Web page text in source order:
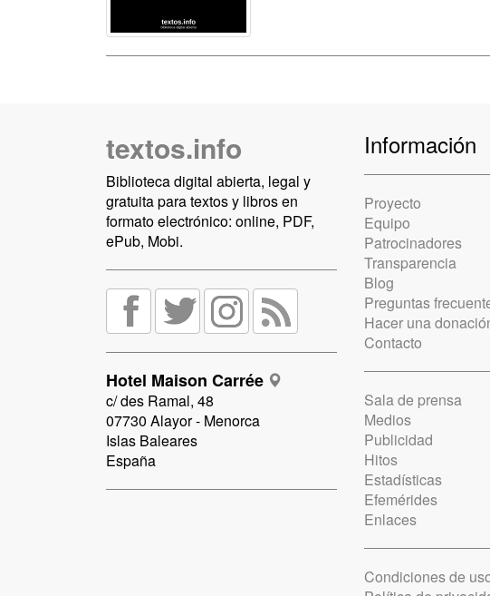
textos.info
Biblioteca digital abierta, legal y
gratuita para textos y libros en
formato electrónico: online, PDF,
ePub, Mobi.
Hotel Maison Carrée
c/ des Ramal, 48
07730 Alayor - Menorca
Islas Baleares
España
Información
Proyecto
Equipo
Patrocinadores
Transparencia
Blog
Preguntas
Hacer una
Contacto
Sala de prensa
Medios
Publicidad
Hitos
Estadísticas
Efemérides
Enlaces
Condiciones de